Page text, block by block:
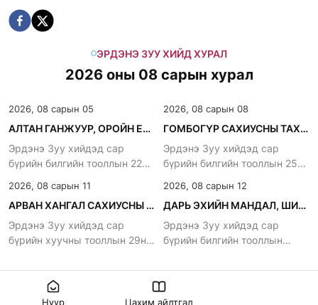
ЭРДЭНЭ ЗУУ ХИЙД ХУРАЛ
2026 оны 08 сарын хурал
2026, 08 сарын 05
АЛТАН ГАНЖУУР, ОРОЙН ЕРӨӨЛ ХУРНА.
Эрдэнэ Зуу хийдэд сар
бүрийн билгийн тооллын 22нд
2026, 08 сарын 08
ГОМБОГҮР САХИУСНЫ ТАХИЛГА
Эрдэнэ Зуу хийдэд сар
бүрийн билгийн тооллын 25нд
2026, 08 сарын 11
АРВАН ХАНГАЛ САХИУСНЫ ХУРАЛ
Эрдэнэ Зуу хийдэд сар
бүрийн хуучны тооллын 29нд
2026, 08 сарын 12
ДАРЬ ЭХИЙН МАНДАЛ, ШИВА ХУРНА
Эрдэнэ Зуу хийдэд сар
бүрийн билгийн тооллын
Нүүр Цахим айлтгал